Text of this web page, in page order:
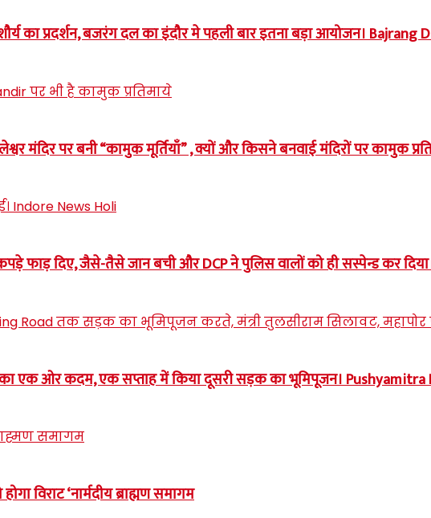
का प्रदर्शन, बजरंग दल का इंदौर मे पहली बार इतना बड़ा आयोजन। Bajrang
मंदिर पर बनी “कामुक मूर्तियाँ” , क्यों और किसने बनवाई मंदिरों पर कामुक
फाड़ दिए, जैसे-तैसे जान बची और DCP ने पुलिस वालों को ही सस्पेन्ड कर
का एक ओर कदम, एक सप्ताह में किया दूसरी सड़क का भूमिपूजन।
विराट ‘नार्मदीय ब्राह्मण समागम